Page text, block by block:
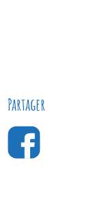
Partager